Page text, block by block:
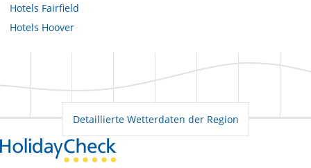
Hotels Fairfield
Hotels Hoover
Detaillierte Wetterdaten der Region